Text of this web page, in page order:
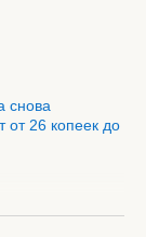
снова
от 26 копеек до